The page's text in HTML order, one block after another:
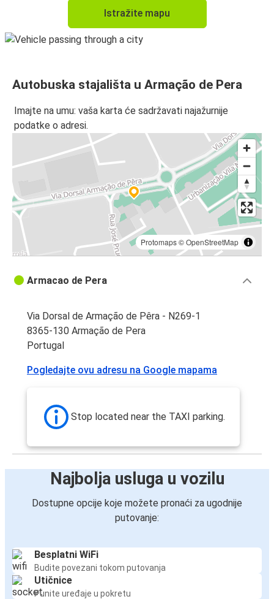
Istražite mapu
Autobuska stajališta u Armação de Pera
Imajte na umu: vaša karta će sadržavati najažurnije
podatke o adresi.
Protomaps©OpenStreetMap
Armacao de Pera
Via Dorsal de Armação de Pêra - N269-1
8365-130 Armação de Pera
Portugal
Pogledajte ovu adresu na Google mapama
Stop located near the TAXI parking.
Najbolja usluga u vozilu
Dostupne opcije koje možete pronaći za ugodnije
putovanje:
Besplatni WiFi
Budite povezani tokom putovanja
Utičnice
Punite uređaje u pokretu